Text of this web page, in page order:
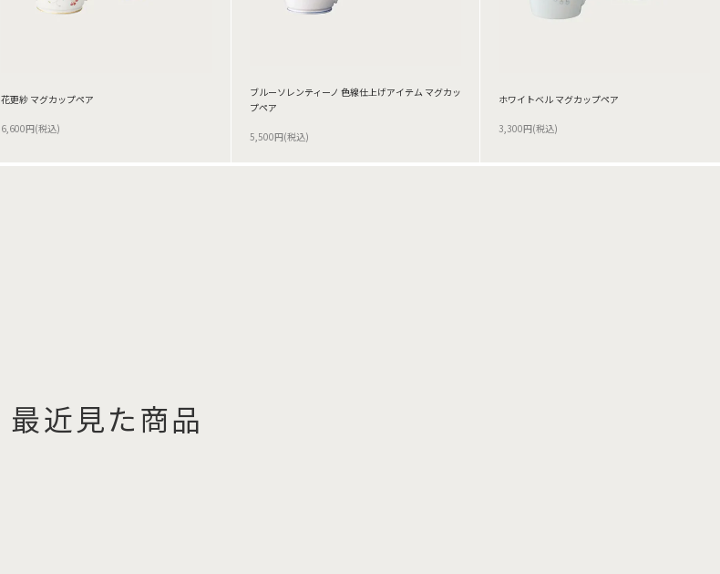
花更紗 マグカップペア
6,600円(税込)
ブルーソレンティーノ 色線仕上げアイテム マグカッ
プペア
5,500円(税込)
ホワイトベル マグカップペア
3,300円(税込)
最近見た商品